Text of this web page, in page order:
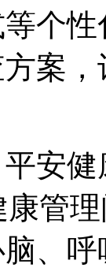
个
案
安
管
、